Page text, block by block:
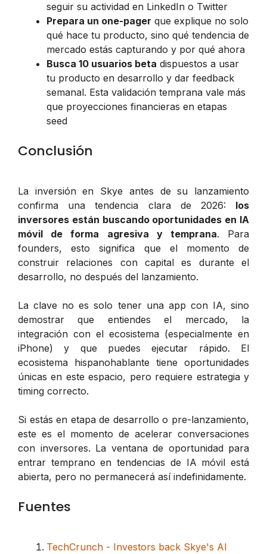
seguir su actividad en LinkedIn o Twitter
Prepara un one-pager que explique no solo
qué hace tu producto, sino qué tendencia de
mercado estás capturando y por qué ahora
Busca 10 usuarios beta dispuestos a usar
tu producto en desarrollo y dar feedback
semanal. Esta validación temprana vale más
que proyecciones financieras en etapas
seed
Conclusión
La inversión en Skye antes de su lanzamiento
confirma una tendencia clara de 2026: los
inversores están buscando oportunidades en IA
móvil de forma agresiva y temprana. Para
founders, esto significa que el momento de
construir relaciones con capital es durante el
desarrollo, no después del lanzamiento.
La clave no es solo tener una app con IA, sino
demostrar que entiendes el mercado, la
integración con el ecosistema (especialmente en
iPhone) y que puedes ejecutar rápido. El
ecosistema hispanohablante tiene oportunidades
únicas en este espacio, pero requiere estrategia y
timing correcto.
Si estás en etapa de desarrollo o pre-lanzamiento,
este es el momento de acelerar conversaciones
con inversores. La ventana de oportunidad para
entrar temprano en tendencias de IA móvil está
abierta, pero no permanecerá así indefinidamente.
Fuentes
TechCrunch - Investors back Skye's AI